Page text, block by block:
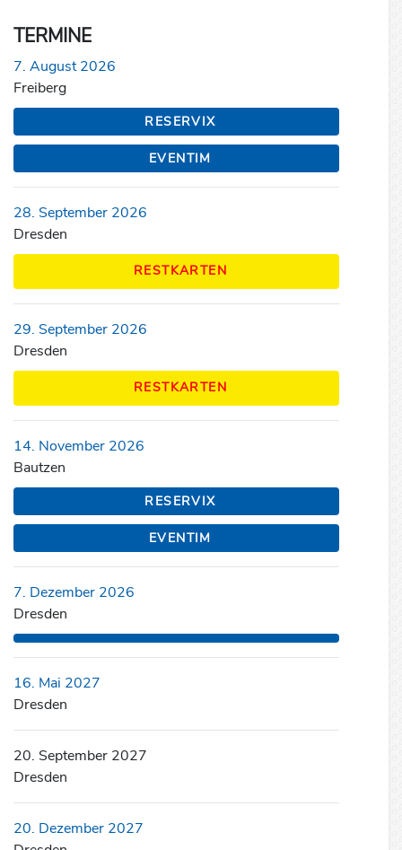
TERMINE
7. August 2026
Freiberg
RESERVIX
EVENTIM
28. September 2026
Dresden
RESTKARTEN
29. September 2026
Dresden
RESTKARTEN
14. November 2026
Bautzen
RESERVIX
EVENTIM
7. Dezember 2026
Dresden
16. Mai 2027
Dresden
20. September 2027
Dresden
20. Dezember 2027